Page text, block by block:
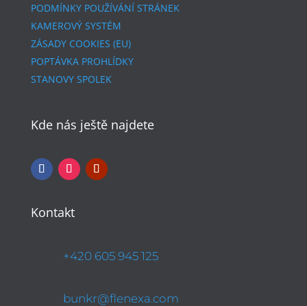
PODMÍNKY POUŽÍVÁNÍ STRÁNEK
KAMEROVÝ SYSTÉM
ZÁSADY COOKIES (EU)
POPTÁVKA PROHLÍDKY
STANOVY SPOLEK
Kde nás ještě najdete
Kontakt
+420 605 945 125
bunkr@flenexa.com